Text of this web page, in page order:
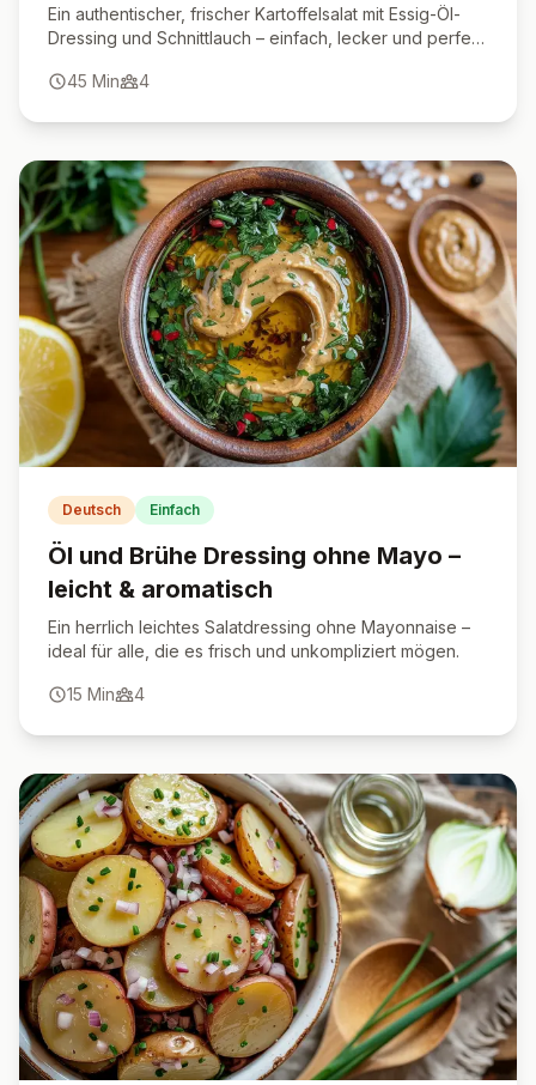
Ein authentischer, frischer Kartoffelsalat mit Essig-Öl-
Dressing und Schnittlauch – einfach, lecker und perfekt
45 Min 4
Deutsch Einfach
Öl und Brühe Dressing ohne Mayo –
leicht & aromatisch
Ein herrlich leichtes Salatdressing ohne Mayonnaise –
ideal für alle, die es frisch und unkompliziert mögen.
15 Min 4